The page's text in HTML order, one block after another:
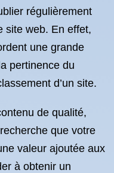
régulièrement
site web. En effet,
une grande
pertinence du
d’un site.
de qualité,
que votre
valeur ajoutée aux
à obtenir un